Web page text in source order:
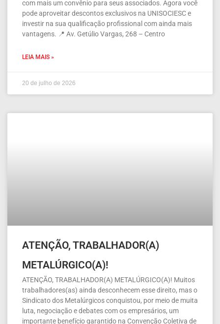
com mais um convênio para seus associados. Agora você
pode aproveitar descontos exclusivos na UNISOCIESC e
investir na sua qualificação profissional com ainda mais
vantagens. 📍 Av. Getúlio Vargas, 268 – Centro
LEIA MAIS »
20 de julho de 2026
ATENÇÃO, TRABALHADOR(A)
METALÚRGICO(A)!
ATENÇÃO, TRABALHADOR(A) METALÚRGICO(A)! Muitos
trabalhadores(as) ainda desconhecem esse direito, mas o
Sindicato dos Metalúrgicos conquistou, por meio de muita
luta, negociação e debates com os empresários, um
importante benefício garantido na Convenção Coletiva de